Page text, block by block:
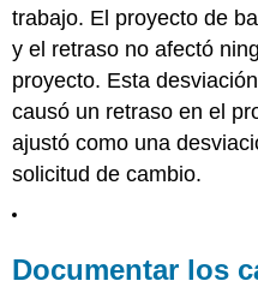
trabajo. El proyecto de
y el retraso no afectó
proyecto. Esta
causó un retraso en el
ajustó como una
solicitud de cambio.
Documentar los